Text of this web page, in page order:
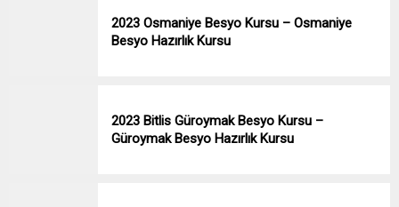
2023 Osmaniye Besyo Kursu – Osmaniye
Besyo Hazırlık Kursu
2023 Bitlis Güroymak Besyo Kursu –
Güroymak Besyo Hazırlık Kursu